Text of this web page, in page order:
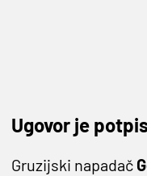
Ugovor je
Gruzijski napadač